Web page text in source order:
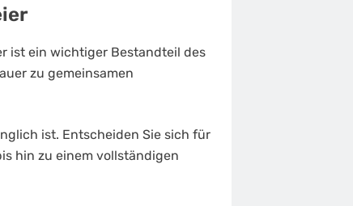
ist ein wichtiger Bestandteil des
zu gemeinsamen
ist. Entscheiden Sie sich für
hin zu einem vollständigen